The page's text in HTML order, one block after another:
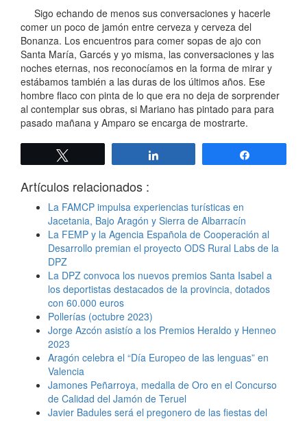
Sigo echando de menos sus conversaciones y hacerle
comer un poco de jamón entre cerveza y cerveza del
Bonanza. Los encuentros para comer sopas de ajo con
Santa María, Garcés y yo misma, las conversaciones y las
noches eternas, nos reconocíamos en la forma de mirar y
estábamos también a las duras de los últimos años. Ese
hombre flaco con pinta de lo que era no deja de sorprender
al contemplar sus obras, si Mariano has pintado para para
pasado mañana y Amparo se encarga de mostrarte.
Artículos relacionados :
La FAMCP impulsa experiencias turísticas en
Jacetania, Bajo Aragón y Sierra de Albarracín
La FEMP y la Agencia Española de Cooperación al
Desarrollo premian el proyecto ODS Rural Labs de la
DPZ
La DPZ convoca los nuevos premios Santa Isabel a
los deportistas destacados de la provincia, dotados
con 60.000 euros
Pollerías (octubre 2023)
Jorge Azcón asistío a los Premios Heraldo y Henneo
2023
Aragón celebra el “Día Europeo de las lenguas” en
Valencia
Jamones Peñarroya, medalla de Oro en el Concurso
de Calidad del Jamón de Teruel
Javier Badules será el pregonero de las fiestas del